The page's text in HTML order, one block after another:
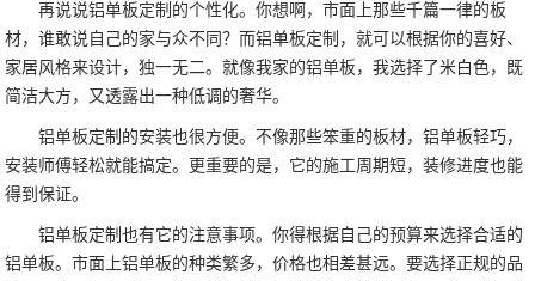
再说说铝单板定制的个性化。你想啊，市面上那些千篇一律的板
材，谁敢说自己的家与众不同？而铝单板定制，就可以根据你的喜好、
家居风格来设计，独一无二。就像我家的铝单板，我选择了米白色，既
简洁大方，又透露出一种低调的奢华。
铝单板定制的安装也很方便。不像那些笨重的板材，铝单板轻巧，
安装师傅轻松就能搞定。更重要的是，它的施工周期短，装修进度也能
得到保证。
铝单板定制也有它的注意事项。你得根据自己的预算来选择合适的
铝单板。市面上铝单板的种类繁多，价格也相差甚远。要选择正规的品